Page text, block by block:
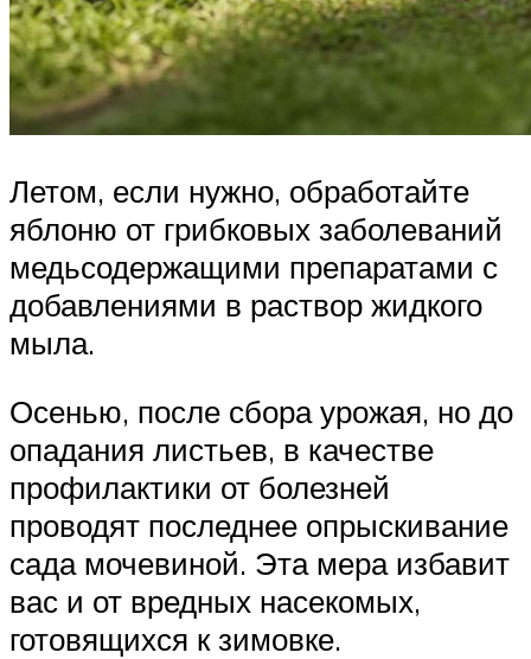
Летом, если нужно, обработайте
яблоню от грибковых заболеваний
медьсодержащими препаратами с
добавлениями в раствор жидкого
мыла.
Осенью, после сбора урожая, но до
опадания листьев, в качестве
профилактики от болезней
проводят последнее опрыскивание
сада мочевиной. Эта мера избавит
вас и от вредных насекомых,
готовящихся к зимовке.